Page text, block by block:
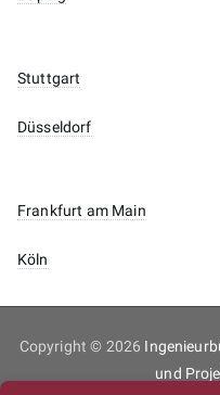
Stuttgart
Düsseldorf
Frankfurt am Main
Köln
Copyright © 2026
und